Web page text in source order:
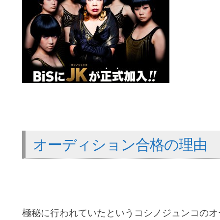
オーディション合格の理由
極秘に行われていたというコシノジュンコのオ